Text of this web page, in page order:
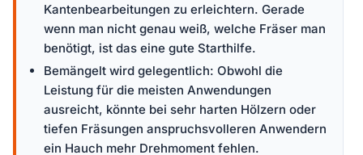
Kantenbearbeitungen zu erleichtern. Gerade
wenn man nicht genau weiß, welche Fräser man
benötigt, ist das eine gute Starthilfe.
Bemängelt wird gelegentlich: Obwohl die
Leistung für die meisten Anwendungen
ausreicht, könnte bei sehr harten Hölzern oder
tiefen Fräsungen anspruchsvolleren Anwendern
ein Hauch mehr Drehmoment fehlen.